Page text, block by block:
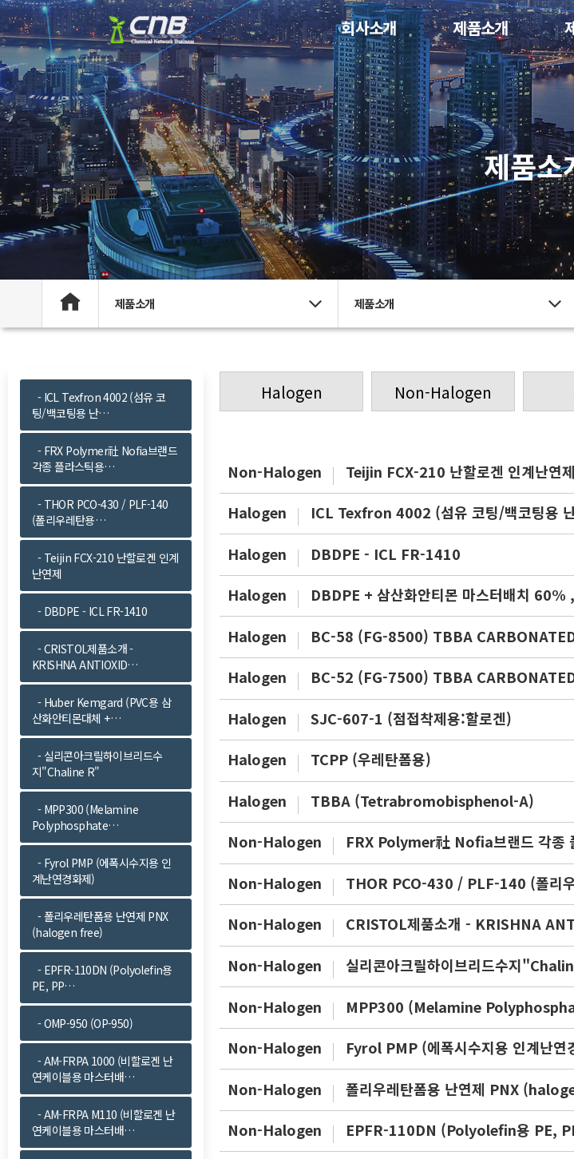
회사소개 제품소개
제품소
제품소개 제품소개
- ICL Texfron 4002 (섬유 코
팅/백코팅용 난…
- FRX Polymer社 Nofia브랜드
각종 플라스틱용…
- THOR PCO-430 / PLF-140
(폴리우레탄용…
- Teijin FCX-210 난할로겐 인계
난연제
- DBDPE - ICL FR-1410
- CRISTOL제품소개 -
KRISHNA ANTIOXID…
- Huber Kemgard (PVC용 삼
산화안티몬대체 +…
- 실리콘아크릴하이브리드수
지"Chaline R"
- MPP300 (Melamine
Polyphosphate…
- Fyrol PMP (에폭시수지용 인
계난연경화제)
- 폴리우레탄폼용 난연제 PNX
(halogen free)
- EPFR-110DN (Polyolefin용
PE, PP…
- OMP-950 (OP-950)
- AM-FRPA 1000 (비할로겐 난
연케이블용 마스터배…
- AM-FRPA M110 (비할로겐 난
연케이블용 마스터배…
Halogen Non-Halogen
Non-Halogen
Teijin FCX-210 난할로겐 인계난연제
Halogen
ICL Texfron 4002 (섬유 코팅/백코팅용
Halogen
DBDPE - ICL FR-1410
Halogen
DBDPE + 삼산화안티몬 마스터배치
Halogen
BC-58 (FG-8500) TBBA
Halogen
BC-52 (FG-7500) TBBA
Halogen
SJC-607-1 (점접착제용:할로겐)
Halogen
TCPP (우레탄폼용)
Halogen
TBBA (Tetrabromobisphenol-A)
Non-Halogen
FRX Polymer社 Nofia브랜드 각종
Non-Halogen
THOR PCO-430 / PLF-140 (폴리
Non-Halogen
CRISTOL제품소개 - KRISHNA
Non-Halogen
실리콘아크릴하이브리드수지
Non-Halogen
MPP300 (Melamine
Non-Halogen
Fyrol PMP (에폭시수지용 인계난연
Non-Halogen
폴리우레탄폼용 난연제 PNX
Non-Halogen
EPFR-110DN (Polyolefin용 PE,